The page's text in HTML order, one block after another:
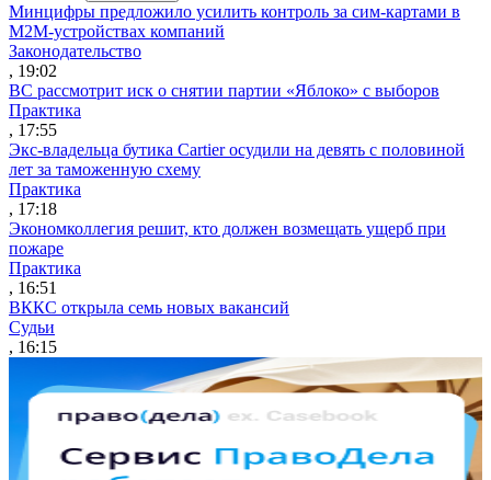
Минцифры предложило усилить контроль за сим-картами в
M2M-устройствах компаний
Законодательство
, 19:02
ВС рассмотрит иск о снятии партии «Яблоко» с выборов
Практика
, 17:55
Экс-владельца бутика Cartier осудили на девять с половиной
лет за таможенную схему
Практика
, 17:18
Экономколлегия решит, кто должен возмещать ущерб при
пожаре
Практика
, 16:51
ВККС открыла семь новых вакансий
Судьи
, 16:15